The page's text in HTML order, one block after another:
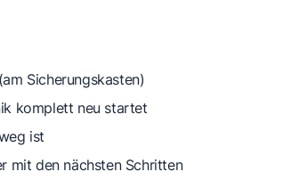
(am Sicherungskasten)
komplett neu startet
ist
mit den nächsten Schritten